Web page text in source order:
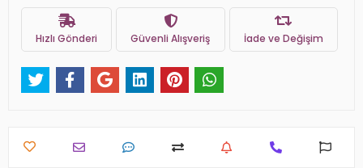
Hızlı Gönderi Güvenli Alışveriş İade ve Değişim